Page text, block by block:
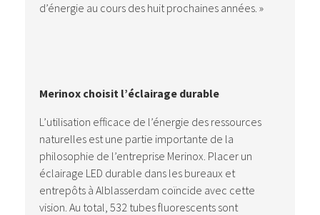
d’énergie au cours des huit prochaines années. »
Merinox choisit l’éclairage durable
L’utilisation efficace de l’énergie des ressources
naturelles est une partie importante de la
philosophie de l’entreprise Merinox. Placer un
éclairage LED durable dans les bureaux et
entrepôts à Alblasserdam coïncide avec cette
vision. Au total, 532 tubes fluorescents sont